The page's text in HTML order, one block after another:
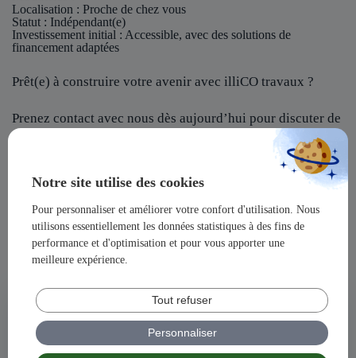
Notre site utilise des cookies
Pour personnaliser et améliorer votre confort d'utilisation. Nous
utilisons essentiellement les données statistiques à des fins de
performance et d'optimisation et pour vous apporter une
meilleure expérience.
Tout refuser
Personnaliser
Localisation : Proche de chez vous
Statut : Indépendant(e)
Investissement initial : Accessible, avec des solutions de
financement adaptées
Prêt(e) à construire votre avenir avec illiCO travaux ?
Prenez contact avec nous dès aujourd’hui pour discuter de
votre projet et rejoindre notre réseau !
illiCO travaux vous offre l’opportunité de devenir un
acteur majeur dans un secteur dynamique et en pleine
expansion !
Ensemble, construisons votre avenir et votre succès avec
illiCO travaux !
Postuler à l'offre
Directeur d’agence franchisé F/H,
secteur Noisy-le-Grand (93)